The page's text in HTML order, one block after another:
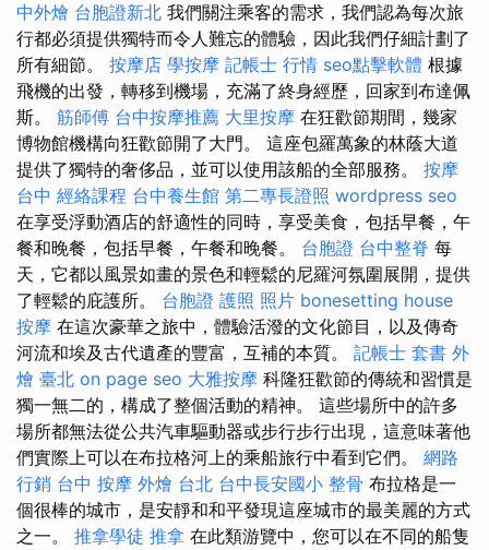
中外燴 台胞證新北 我們關注乘客的需求，我們認為每次旅
行都必須提供獨特而令人難忘的體驗，因此我們仔細計劃了
所有細節。 按摩店 學按摩 記帳士 行情 seo點擊軟體 根據
飛機的出發，轉移到機場，充滿了終身經歷，回家到布達佩
斯。 筋師傅 台中按摩推薦 大里按摩 在狂歡節期間，幾家
博物館機構向狂歡節開了大門。 這座包羅萬象的林蔭大道
提供了獨特的奢侈品，並可以使用該船的全部服務。 按摩
台中 經絡課程 台中養生館 第二專長證照 wordpress seo
在享受浮動酒店的舒適性的同時，享受美食，包括早餐，午
餐和晚餐，包括早餐，午餐和晚餐。 台胞證 台中整脊 每
天，它都以風景如畫的景色和輕鬆的尼羅河氛圍展開，提供
了輕鬆的庇護所。 台胞證 護照 照片 bonesetting house
按摩 在這次豪華之旅中，體驗活潑的文化節目，以及傳奇
河流和埃及古代遺產的豐富，互補的本質。 記帳士 套書 外
燴 臺北 on page seo 大雅按摩 科隆狂歡節的傳統和習慣是
獨一無二的，構成了整個活動的精神。 這些場所中的許多
場所都無法從公共汽車驅動器或步行步行出現，這意味著他
們實際上可以在布拉格河上的乘船旅行中看到它們。 網路
行銷 台中 按摩 外燴 台北 台中長安國小 整骨 布拉格是一
個很棒的城市，是安靜和和平發現這座城市的最美麗的方式
之一。 推拿學徒 推拿 在此類游覽中，您可以在不同的船隻